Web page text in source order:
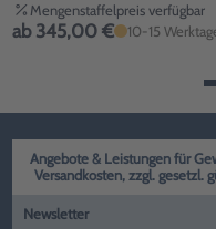
Mengenstaffelpreis verfügbar
ab 345,00 € 10-15
Angebote & Leistungen für
Versandkosten, zzgl. gesetzl.
Newsletter